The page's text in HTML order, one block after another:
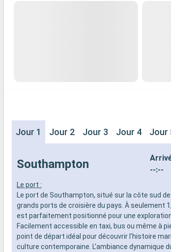
Jour 1 Jour 2 Jour 3 Jour 4 Jour
Southampton
--:--
Le port :
Le port de Southampton, situé sur la côte sud
grands ports de croisière du pays. À seulement
est parfaitement positionné pour une
Facilement accessible en taxi, bus ou même à
point de départ idéal pour découvrir l'histoire
culture contemporaine. L'ambiance dynamique